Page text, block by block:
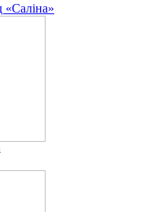
«Саліна»